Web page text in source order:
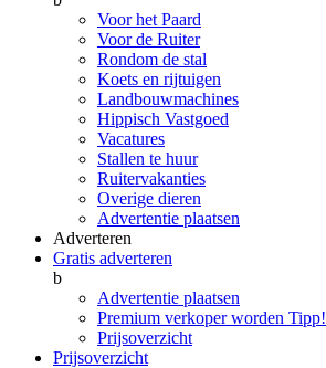
Voor het Paard
Voor de Ruiter
Rondom de stal
Koets en rijtuigen
Landbouwmachines
Hippisch Vastgoed
Vacatures
Stallen te huur
Ruitervakanties
Overige dieren
Advertentie plaatsen
Adverteren
Gratis adverteren
b
Advertentie plaatsen
Premium verkoper worden Tipp!
Prijsoverzicht
Prijsoverzicht